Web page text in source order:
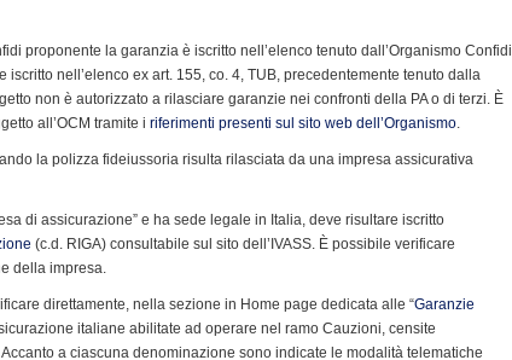
proponente la garanzia è iscritto nell’elenco tenuto dall’Organismo Confidi
nell’elenco ex art. 155, co. 4, TUB, precedentemente tenuto dalla
non è autorizzato a rilasciare garanzie nei confronti della PA o di terzi. È
all’OCM tramite i riferimenti presenti sul sito web dell’Organismo
la polizza fideiussoria risulta rilasciata da una impresa assicurativa
di assicurazione” e ha sede legale in Italia, deve risultare iscritto
(c.d. RIGA) consultabile sul sito dell’IVASS. È possibile verificare
della impresa.
direttamente, nella sezione in Home page dedicata alle “Garanzie
italiane abilitate ad operare nel ramo Cauzioni, censite
Accanto a ciascuna denominazione sono indicate le modalità telematiche